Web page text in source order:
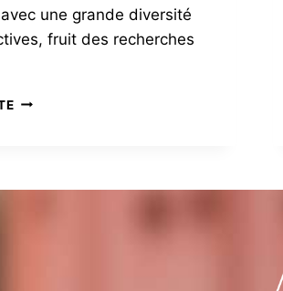
une grande diversité
fruit des recherches
BRETONNES